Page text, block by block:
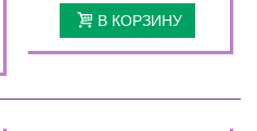
В КОРЗИНУ